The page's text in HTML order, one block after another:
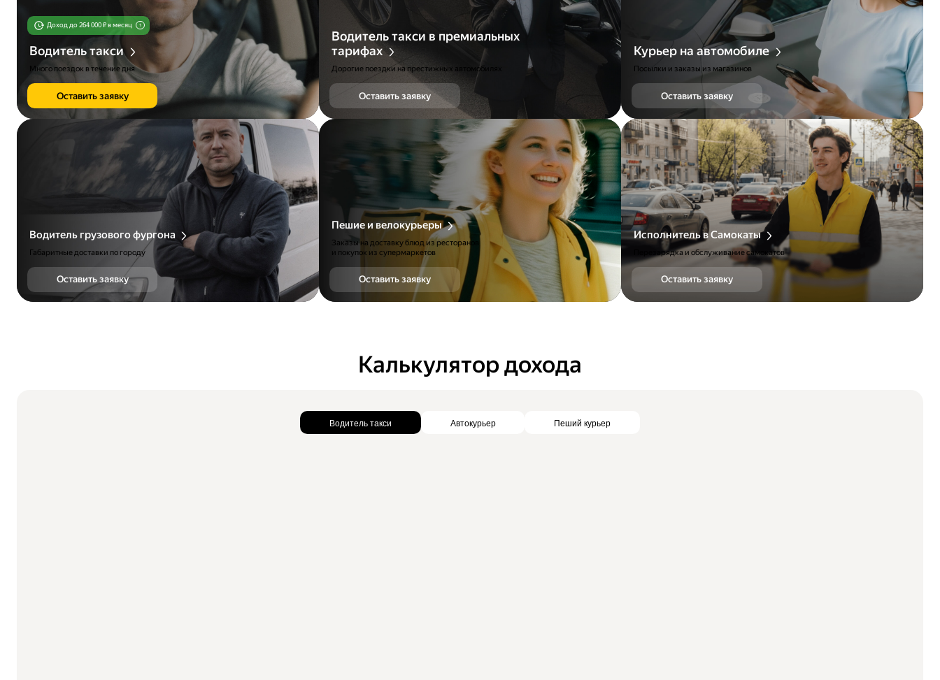
Доход до264 000₽ в месяц 1
Водитель такси
Много поездок в течение дня
Оставить заявку
Водитель такси в премиальных
тарифах
Дорогие поездки на престижных автомобилях
Оставить заявку
Курьер на автомобиле
Посылки и заказы из магазинов
Оставить заявку
Водитель грузового фургона
Габаритные доставки по городу
Оставить заявку
Пешие и велокурьеры
Заказы на доставку блюд из ресторанов
и покупок из супермаркетов
Оставить заявку
Исполнитель в Самокаты
Перезарядка и обслуживание самокатов
Оставить заявку
Калькулятор дохода
Водитель такси Автокурьер Пеший курьер